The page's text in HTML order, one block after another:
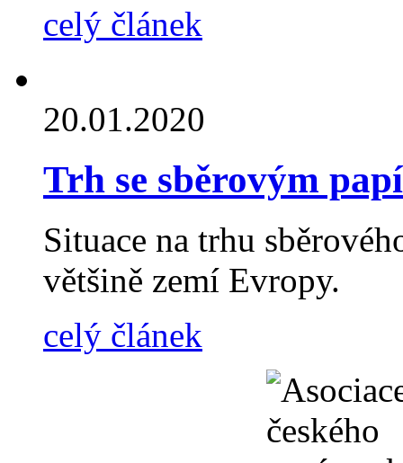
celý článek
20.01.2020
Trh se sběrovým
Situace na trhu
většině zemí Evropy.
celý článek